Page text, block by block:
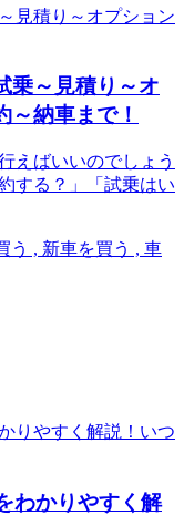
乗～見積り～オ
～納車まで！
えばいいのでしょう
する？」「試乗はい
う , 新車を買う , 車
わかりやすく解